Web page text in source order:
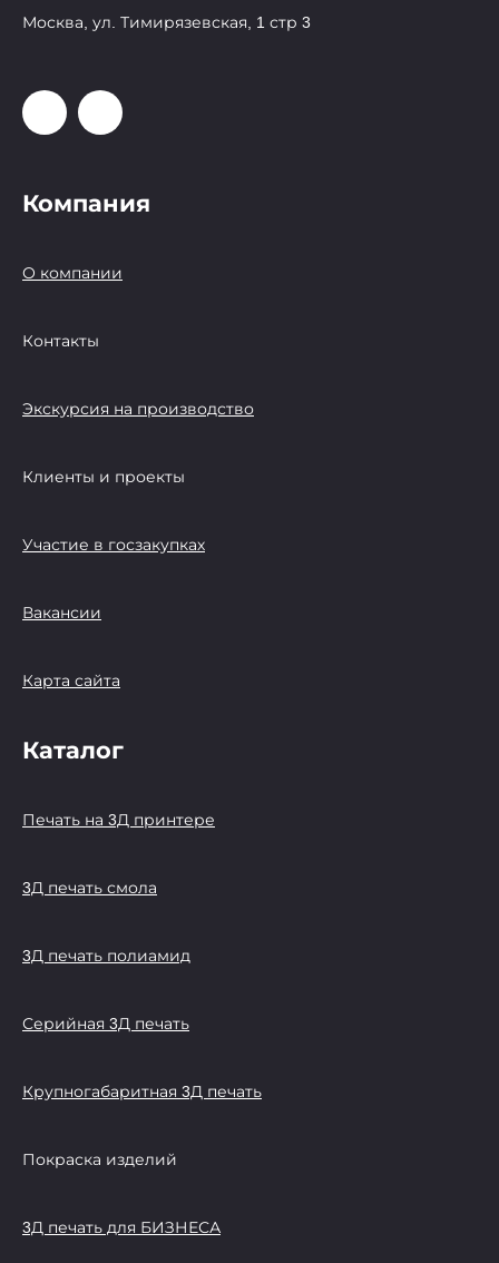
Москва, ул. Тимирязевская, 1 стр 3
Компания
О компании
Контакты
Экскурсия на производство
Клиенты и проекты
Участие в госзакупках
Вакансии
Карта сайта
Каталог
Печать на 3Д принтере
3Д печать смола
3Д печать полиамид
Серийная 3Д печать
Крупногабаритная 3Д печать
Покраска изделий
3Д печать для БИЗНЕСА